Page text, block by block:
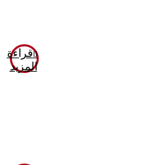
قراءة
المزيد